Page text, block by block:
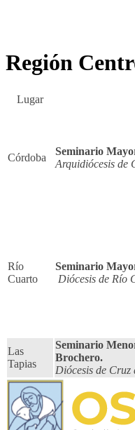
Región
Lugar
Córdoba
Seminario
Arquidiócesis de
Río
Cuarto
Seminario
Diócesis de Río
Las
Tapias
Seminario
Brochero.
Diócesis de Cruz